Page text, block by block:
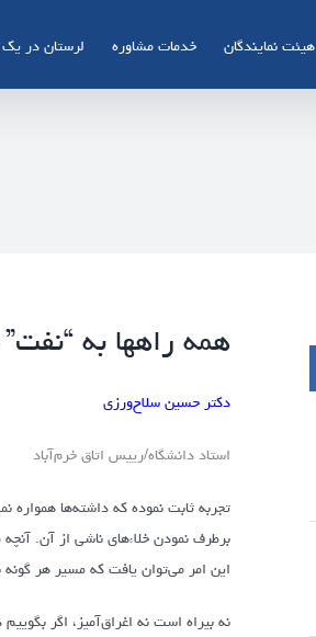
هیئت نمایندگان خدمات مشاوره لرستان در یک
همه راهها به
دکتر حسین سلاح‌ورزی
استاد دانشگاه/رییس اتاق خرم‌آباد
تجربه ثابت نموده که داشته‌ها همواره
برطرف نمودن خلاءهای ناشی از آن.
این امر می‌توان یافت که مسیر هر